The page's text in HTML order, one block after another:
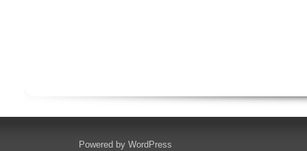
Powered by WordPress